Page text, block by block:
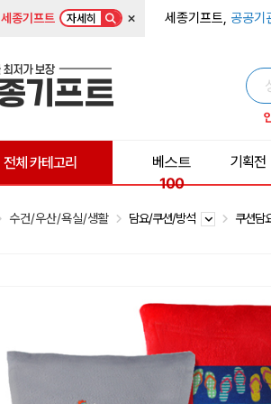
세종기프트 자세히 × 세종기프트, 공공기
전체 카테고리
베스트
100
기획전
수건/우산/욕실/생활 담요/쿠션/방석 쿠션